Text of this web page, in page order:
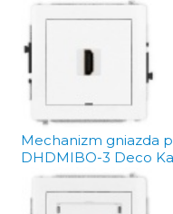
Mechanizm gniazda
DHDMIBO-3 Deco